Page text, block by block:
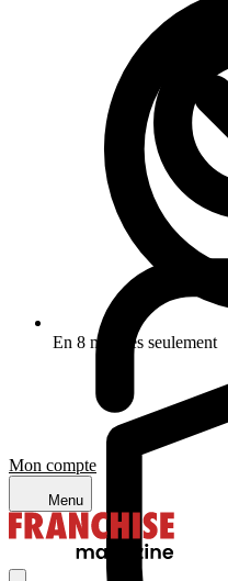
Mon compte
Menu
En 8 minutes seulement